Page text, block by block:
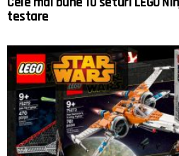
testare